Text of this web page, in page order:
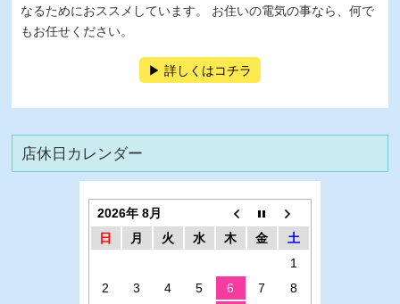
なるためにおススメしています。 お住いの電気の事なら、何で
もお任せください。
詳しくはコチラ
店休日カレンダー
2026年 8月
日
月 火 水 木 金
土
1
2
3 4 5 6 7
8